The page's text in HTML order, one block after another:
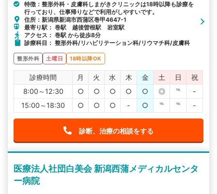
特徴：整形外科・皮膚科しまがきクリニックは18時以降も診療を
行っており、仕事帰りなどで利用がしやすいです。
住所：新潟県新潟市西蒲区巻甲4647-1
最寄り駅： 巻駅 越後曽根駅 岩室駅
アクセス： 巻駅 から徒歩8分
診療科目： 整形外科/リハビリテーション科/リウマチ科/皮膚科
整形外科 土曜日 18時以降OK
診療時間 月 火 水 木 金 土 日
祝
8:00～12:30
○ ○ ○ ○ ○ ◎ ℡
-
15:00～18:30
○ ○ ○ - ○ ℡ ℡ -
診断、治療の相談をする
医療法人社団白美会 新潟西蒲メディカルセンタ
ー病院